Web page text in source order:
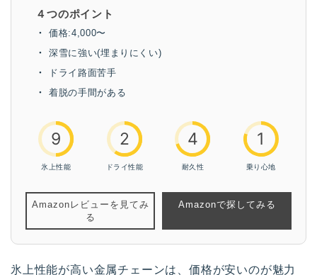
４つのポイント
価格:4,000〜
深雪に強い(埋まりにくい)
ドライ路面苦手
着脱の手間がある
9
氷上性能
2
ドライ性能
4
耐久性
1
乗り心地
Amazonレビューを見てみ
る
Amazonで探してみる
氷上性能が高い金属チェーンは、価格が安いのが魅力